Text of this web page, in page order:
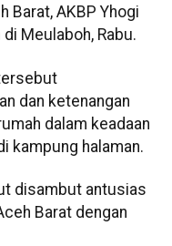
Barat, AKBP Yhogi
Meulaboh, Rabu.
dan ketenangan
dalam keadaan
kampung halaman.
disambut antusias
Barat dengan